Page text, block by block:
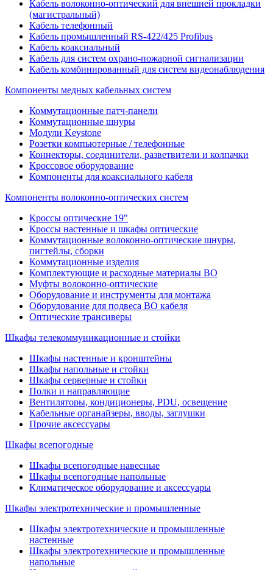
Кабель волоконно-оптический для внешней прокладки
(магистральный)
Кабель телефонный
Кабель промышленный RS-422/425 Profibus
Кабель коаксиальный
Кабель для систем охрано-пожарной сигнализации
Кабель комбинированный для систем видеонаблюдения
Компоненты медных кабельных систем
Коммутационные патч-панели
Коммутационные шнуры
Модули Keystone
Розетки компьютерные / телефонные
Коннекторы, соединители, разветвители и колпачки
Кроссовое оборудование
Компоненты для коаксиального кабеля
Компоненты волоконно-оптических систем
Кроссы оптические 19"
Кроссы настенные и шкафы оптические
Коммутационные волоконно-оптические шнуры,
пигтейлы, сборки
Коммутационные изделия
Комплектующие и расходные материалы ВО
Муфты волоконно-оптические
Оборудование и инструменты для монтажа
Оборудование для подвеса ВО кабеля
Оптические трансиверы
Шкафы телекоммуникационные и стойки
Шкафы настенные и кронштейны
Шкафы напольные и стойки
Шкафы серверные и стойки
Полки и направляющие
Вентиляторы, кондиционеры, PDU, освещение
Кабельные органайзеры, вводы, заглушки
Прочие аксеcсуары
Шкафы всепогодные
Шкафы всепогодные навесные
Шкафы всепогодные напольные
Климатическое оборудование и аксессуары
Шкафы электротехнические и промышленные
Шкафы электротехнические и промышленные
настенные
Шкафы электротехнические и промышленные
напольные